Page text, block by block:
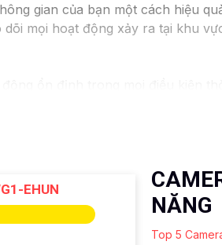
gian của bạn một cách hiệu
mọi hoạt động xảy ra tại khu
tài sản.
EHUN
NĂNG
Top 5